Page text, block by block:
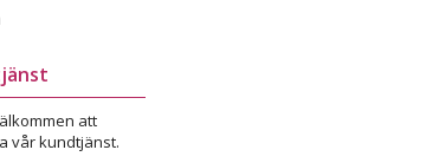
att
vår kundtjänst.